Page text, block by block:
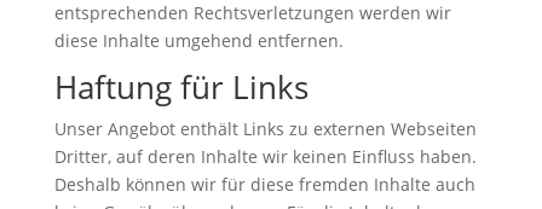
entsprechenden Rechtsverletzungen werden wir
diese Inhalte umgehend entfernen.
Haftung für Links
Unser Angebot enthält Links zu externen Webseiten
Dritter, auf deren Inhalte wir keinen Einfluss haben.
Deshalb können wir für diese fremden Inhalte auch